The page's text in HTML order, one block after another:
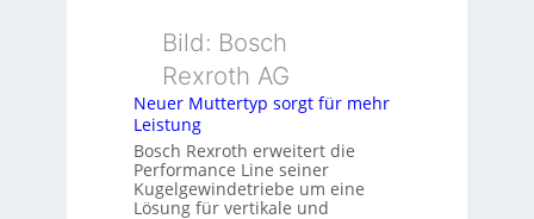
m
s
u
n
g
e
k
m
b
i
Bild: Bosch
Rexroth AG
Neuer Muttertyp sorgt für mehr
Leistung
Bosch Rexroth erweitert die
Performance Line seiner
Kugelgewindetriebe um eine
Lösung für vertikale und